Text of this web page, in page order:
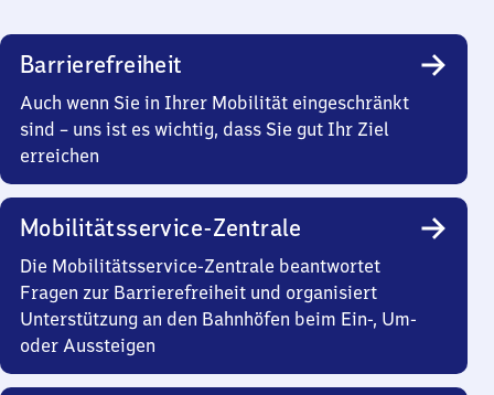
Barrierefreiheit
Auch wenn Sie in Ihrer Mobilität eingeschränkt
sind – uns ist es wichtig, dass Sie gut Ihr Ziel
erreichen
Mobilitätsservice-Zentrale
Die Mobilitätsservice-Zentrale beantwortet
Fragen zur Barrierefreiheit und organisiert
Unterstützung an den Bahnhöfen beim Ein-, Um-
oder Aussteigen